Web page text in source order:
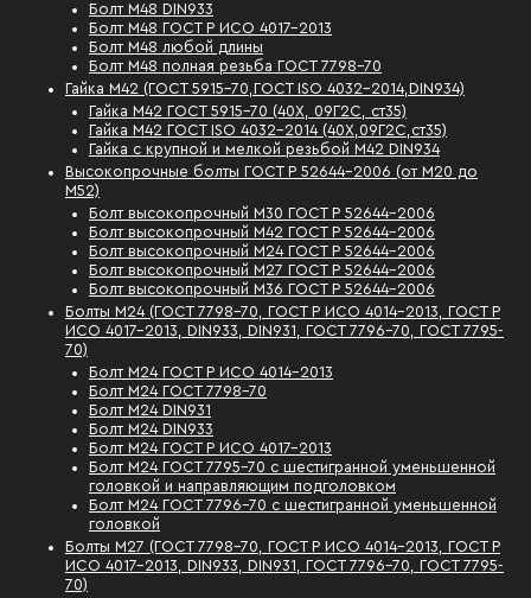
Болт М48 DIN933
Болт М48 ГОСТ Р ИСО 4017-2013
Болт М48 любой длины
Болт М48 полная резьба ГОСТ 7798-70
Гайка М42 (ГОСТ 5915-70,ГОСТ ISO 4032-2014,DIN934)
Гайка М42 ГОСТ 5915-70 (40Х, 09Г2С, ст35)
Гайка М42 ГОСТ ISO 4032-2014 (40Х,09Г2С,ст35)
Гайка с крупной и мелкой резьбой М42 DIN934
Высокопрочные болты ГОСТ Р 52644-2006 (от М20 до
М52)
Болт высокопрочный М30 ГОСТ Р 52644-2006
Болт высокопрочный М42 ГОСТ Р 52644-2006
Болт высокопрочный М24 ГОСТ Р 52644-2006
Болт высокопрочный М27 ГОСТ Р 52644-2006
Болт высокопрочный М36 ГОСТ Р 52644-2006
Болты М24 (ГОСТ 7798-70, ГОСТ Р ИСО 4014-2013, ГОСТ Р
ИСО 4017-2013, DIN933, DIN931, ГОСТ 7796-70, ГОСТ 7795-
70)
Болт М24 ГОСТ Р ИСО 4014-2013
Болт М24 ГОСТ 7798-70
Болт М24 DIN931
Болт М24 DIN933
Болт М24 ГОСТ Р ИСО 4017-2013
Болт М24 ГОСТ 7795-70 с шестигранной уменьшенной
головкой и направляющим подголовком
Болт М24 ГОСТ 7796-70 с шестигранной уменьшенной
головкой
Болты М27 (ГОСТ 7798-70, ГОСТ Р ИСО 4014-2013, ГОСТ Р
ИСО 4017-2013, DIN933, DIN931, ГОСТ 7796-70, ГОСТ 7795-
70)